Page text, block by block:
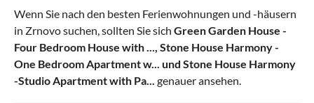
Wenn Sie nach den besten Ferienwohnungen und -häusern
in Zrnovo suchen, sollten Sie sich Green Garden House -
Four Bedroom House with ...
Stone House Harmony -
One Bedroom Apartment w...
und Stone House Harmony
-Studio Apartment with Pa...
genauer ansehen.